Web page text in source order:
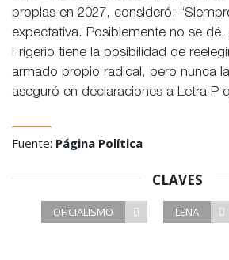
propias en 2027, consideró:
expectativa. Posiblemente no se
Frigerio tiene la posibilidad de
armado propio radical, pero nunca
aseguró en declaraciones a Letra P
Fuente: Página Política
CLAVES
OFICIALISMO LENA